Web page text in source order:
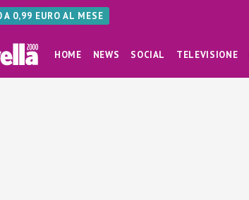
0,99 EURO AL MESE
HOME NEWS SOCIAL TELEVISIONE